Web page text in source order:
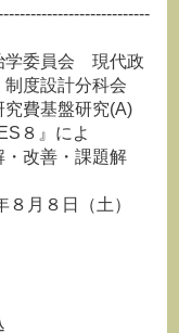
学委員会 現代政
度設計分科会
究費基盤研究(A)
８』によ
・改善・課題解
８月８日（土）